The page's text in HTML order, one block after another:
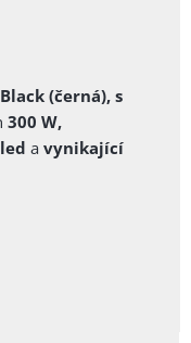
Black (černá), s
300 W,
a vynikající